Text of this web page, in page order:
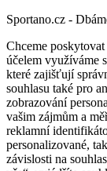
Sportano.cz -
Chceme
účelem využíváme
které zajišťují
souhlasu také pro
zobrazování
vašim zájmům a
reklamní
personalizované,
závislosti na